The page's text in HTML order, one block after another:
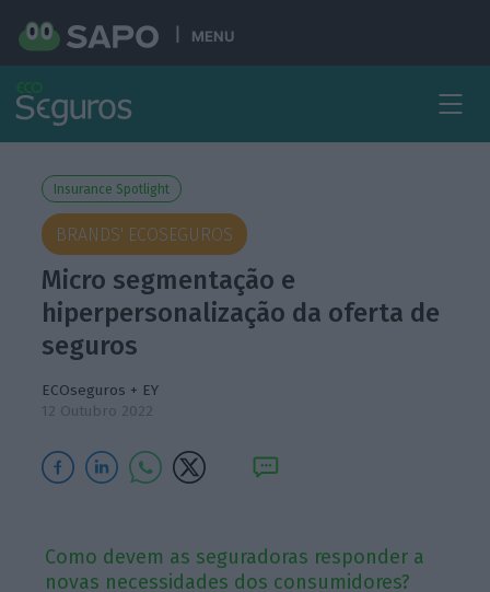
MENU
Insurance Spotlight
BRANDS' ECOSEGUROS
Micro segmentação e
hiperpersonalização da oferta de
seguros
ECOseguros + EY
12 Outubro 2022
Como devem as seguradoras responder a
novas necessidades dos consumidores?